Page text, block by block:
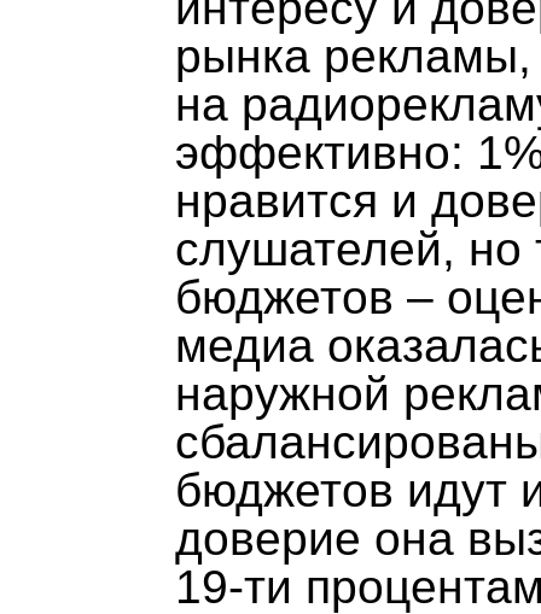
рынка рекламы,
на
эффективно:
нравится и
слушателей, но
бюджетов –
медиа
наружной
бюджетов идут
доверие она
19-ти